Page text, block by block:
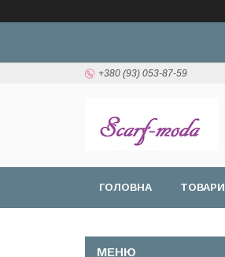
+380 (93) 053-87-59
ГОЛОВНА ТОВАРИ